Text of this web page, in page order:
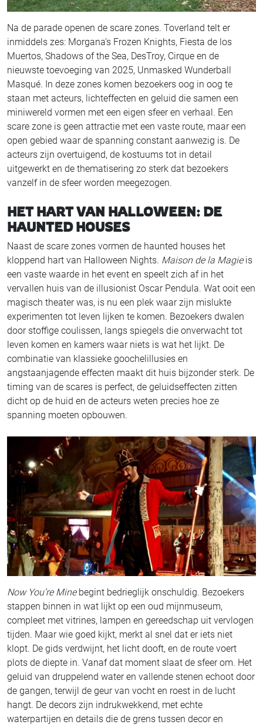
Na de parade openen de scare zones. Toverland telt er
inmiddels zes: Morgana’s Frozen Knights, Fiesta de los
Muertos, Shadows of the Sea, DesTroy, Cirque en de
nieuwste toevoeging van 2025, Unmasked Wunderball
Masqué. In deze zones komen bezoekers oog in oog te
staan met acteurs, lichteffecten en geluid die samen een
miniwereld vormen met een eigen sfeer en verhaal. Een
scare zone is geen attractie met een vaste route, maar een
open gebied waar de spanning constant aanwezig is. De
acteurs zijn overtuigend, de kostuums tot in detail
uitgewerkt en de thematisering zo sterk dat bezoekers
vanzelf in de sfeer worden meegezogen.
HET HART VAN HALLOWEEN: DE
HAUNTED HOUSES
Naast de scare zones vormen de haunted houses het
kloppend hart van Halloween Nights. Maison de la Magieis
een vaste waarde in het event en speelt zich af in het
vervallen huis van de illusionist Oscar Pendula. Wat ooit een
magisch theater was, is nu een plek waar zijn mislukte
experimenten tot leven lijken te komen. Bezoekers dwalen
door stoffige coulissen, langs spiegels die onverwacht tot
leven komen en kamers waar niets is wat het lijkt. De
combinatie van klassieke goochelillusies en
angstaanjagende effecten maakt dit huis bijzonder sterk. De
timing van de scares is perfect, de geluidseffecten zitten
dicht op de huid en de acteurs weten precies hoe ze
spanning moeten opbouwen.
Now You’re Minebegint bedrieglijk onschuldig. Bezoekers
stappen binnen in wat lijkt op een oud mijnmuseum,
compleet met vitrines, lampen en gereedschap uit vervlogen
tijden. Maar wie goed kijkt, merkt al snel dat er iets niet
klopt. De gids verdwijnt, het licht dooft, en de route voert
plots de diepte in. Vanaf dat moment slaat de sfeer om. Het
geluid van druppelend water en vallende stenen echoot door
de gangen, terwijl de geur van vocht en roest in de lucht
hangt. De decors zijn indrukwekkend, met echte
waterpartijen en details die de grens tussen decor en